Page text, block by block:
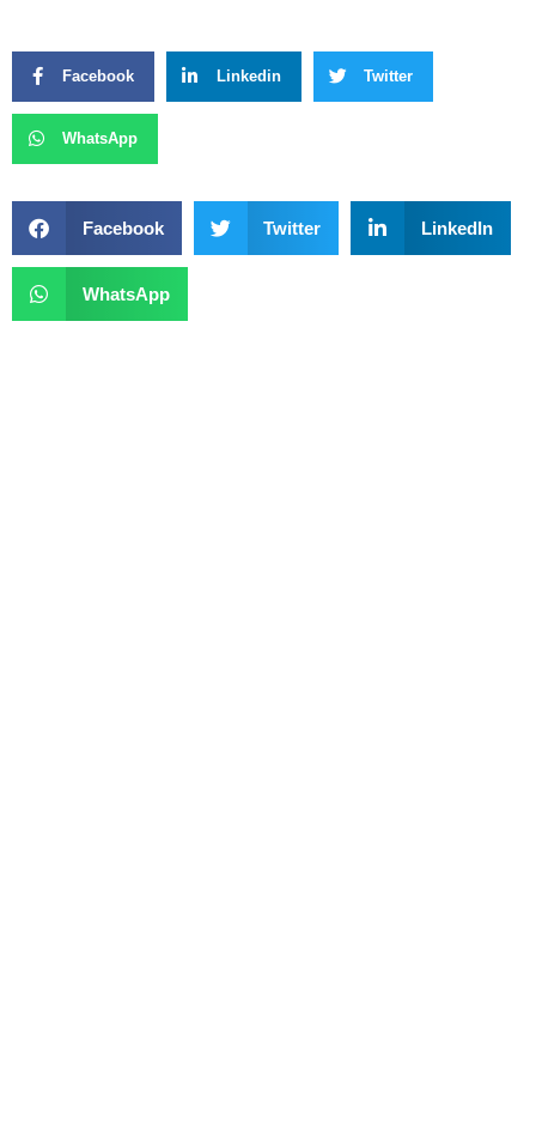
Facebook Linkedin Twitter
WhatsApp
Facebook Twitter LinkedIn
WhatsApp